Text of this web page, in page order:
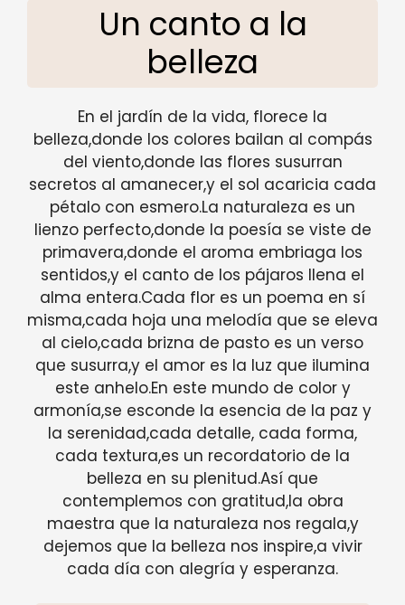
Un canto a la
belleza
En el jardín de la vida, florece la
belleza,donde los colores bailan al compás
del viento,donde las flores susurran
secretos al amanecer,y el sol acaricia cada
pétalo con esmero.La naturaleza es un
lienzo perfecto,donde la poesía se viste de
primavera,donde el aroma embriaga los
sentidos,y el canto de los pájaros llena el
alma entera.Cada flor es un poema en sí
misma,cada hoja una melodía que se eleva
al cielo,cada brizna de pasto es un verso
que susurra,y el amor es la luz que ilumina
este anhelo.En este mundo de color y
armonía,se esconde la esencia de la paz y
la serenidad,cada detalle, cada forma,
cada textura,es un recordatorio de la
belleza en su plenitud.Así que
contemplemos con gratitud,la obra
maestra que la naturaleza nos regala,y
dejemos que la belleza nos inspire,a vivir
cada día con alegría y esperanza.